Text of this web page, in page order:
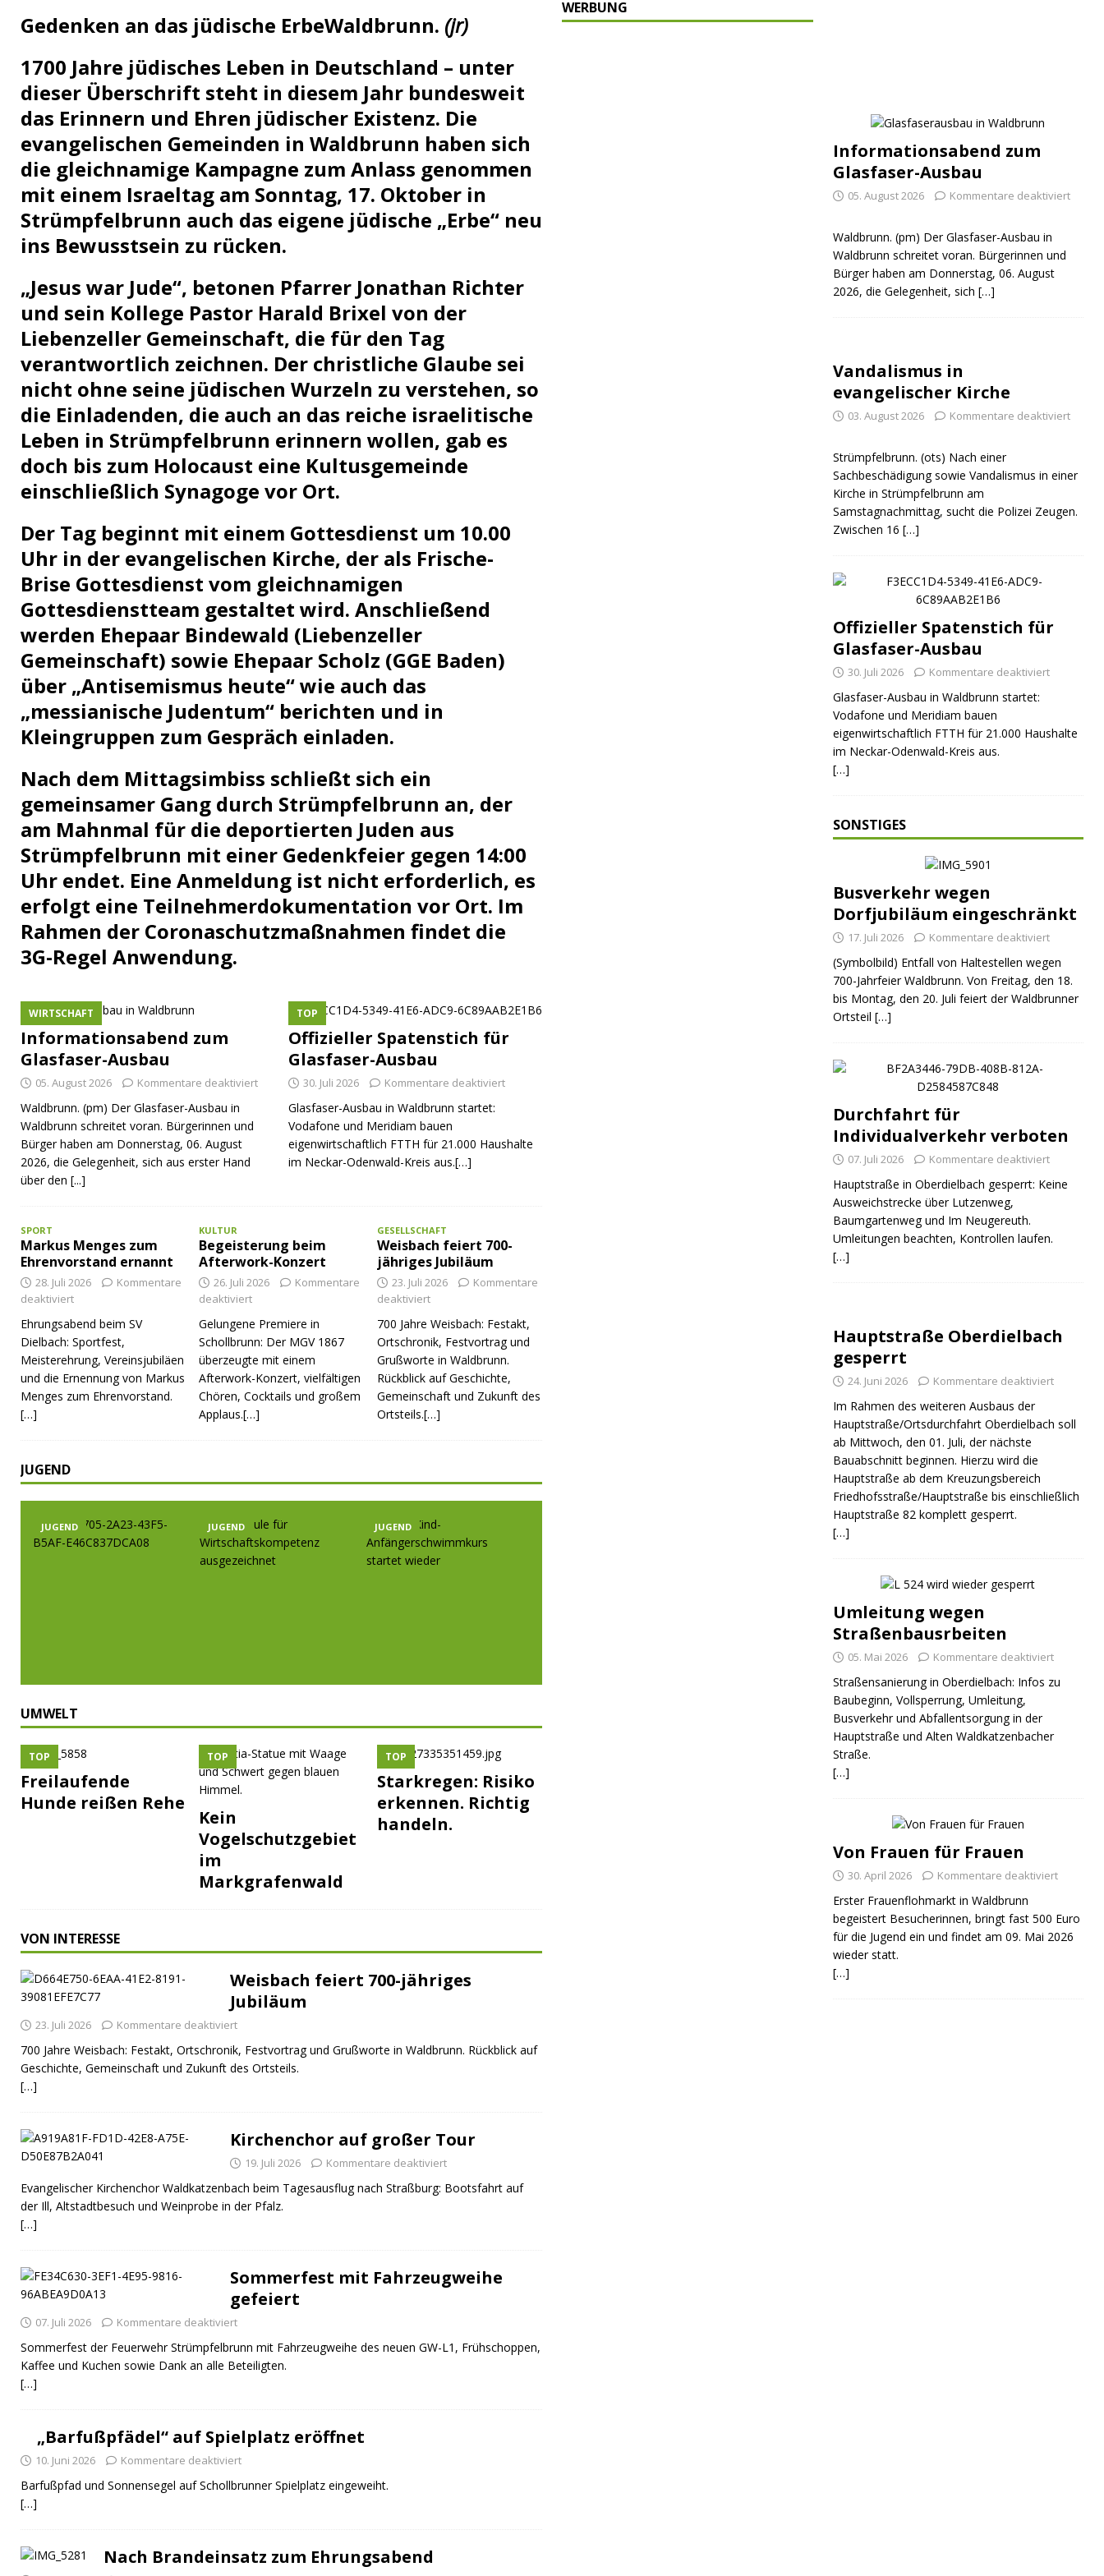
Dorfgeschichte sichtbar gemacht
[ 07. Juli 2026 ] Sommerfest mit Fahrzeugweihe gefeiert
GESELLSCHAFT
[ 07. Juli 2026 ] Durchfahrt für Individualverkehr verboten
SONSTIGES
[ 05. August 2026 ] Informationsabend zum Glasfaser-Ausbau
WIRTSCHAFT
[ 03. August 2026 ] Vandalismus in evangelischer Kirche BLAULICHT
Gedenken an das jüdische ErbeWaldbrunn. (jr)
1700 Jahre jüdisches Leben in Deutschland – unter
dieser Überschrift steht in diesem Jahr bundesweit
das Erinnern und Ehren jüdischer Existenz. Die
evangelischen Gemeinden in Waldbrunn haben sich
die gleichnamige Kampagne zum Anlass genommen
mit einem Israeltag am Sonntag, 17. Oktober in
Strümpfelbrunn auch das eigene jüdische „Erbe“ neu
ins Bewusstsein zu rücken.
„Jesus war Jude“, betonen Pfarrer Jonathan Richter
und sein Kollege Pastor Harald Brixel von der
Liebenzeller Gemeinschaft, die für den Tag
verantwortlich zeichnen. Der christliche Glaube sei
nicht ohne seine jüdischen Wurzeln zu verstehen, so
die Einladenden, die auch an das reiche israelitische
Leben in Strümpfelbrunn erinnern wollen, gab es
doch bis zum Holocaust eine Kultusgemeinde
einschließlich Synagoge vor Ort.
Der Tag beginnt mit einem Gottesdienst um 10.00
Uhr in der evangelischen Kirche, der als Frische-
Brise Gottesdienst vom gleichnamigen
Gottesdienstteam gestaltet wird. Anschließend
werden Ehepaar Bindewald (Liebenzeller
Gemeinschaft) sowie Ehepaar Scholz (GGE Baden)
über „Antisemismus heute“ wie auch das
„messianische Judentum“ berichten und in
Kleingruppen zum Gespräch einladen.
Nach dem Mittagsimbiss schließt sich ein
gemeinsamer Gang durch Strümpfelbrunn an, der
am Mahnmal für die deportierten Juden aus
Strümpfelbrunn mit einer Gedenkfeier gegen 14:00
Uhr endet. Eine Anmeldung ist nicht erforderlich, es
erfolgt eine Teilnehmerdokumentation vor Ort. Im
Rahmen der Coronaschutzmaßnahmen findet die
3G-Regel Anwendung.
Informationsabend zum
Glasfaser-Ausbau
WIRTSCHAFT
05. August 2026 Kommentare deaktiviert
Waldbrunn. (pm) Der Glasfaser-Ausbau in
Waldbrunn schreitet voran. Bürgerinnen und
Bürger haben am Donnerstag, 06. August
2026, die Gelegenheit, sich aus erster Hand
über den [...]
Offizieller Spatenstich für
Glasfaser-Ausbau
TOP
30. Juli 2026 Kommentare deaktiviert
Glasfaser-Ausbau in Waldbrunn startet:
Vodafone und Meridiam bauen
eigenwirtschaftlich FTTH für 21.000 Haushalte
im Neckar-Odenwald-Kreis aus.[…]
SPORT
Markus Menges zum
Ehrenvorstand ernannt
28. Juli 2026
Kommentare
deaktiviert
Ehrungsabend beim SV
Dielbach: Sportfest,
Meisterehrung, Vereinsjubiläen
und die Ernennung von Markus
Menges zum Ehrenvorstand.
[…]
KULTUR
Begeisterung beim
Afterwork-Konzert
26. Juli 2026
Kommentare
deaktiviert
Gelungene Premiere in
Schollbrunn: Der MGV 1867
überzeugte mit einem
Afterwork-Konzert, vielfältigen
Chören, Cocktails und großem
Applaus.[…]
GESELLSCHAFT
Weisbach feiert 700-
jähriges Jubiläum
23. Juli 2026
Kommentare
deaktiviert
700 Jahre Weisbach: Festakt,
Ortschronik, Festvortrag und
Grußworte in Waldbrunn.
Rückblick auf Geschichte,
Gemeinschaft und Zukunft des
Ortsteils.[…]
JUGEND
JUGEND JUGEND JUGEND
UMWELT
TOP
Freilaufende
Hunde reißen Rehe
TOP
Kein
Vogelschutzgebiet
im
Markgrafenwald
TOP
Starkregen: Risiko
erkennen. Richtig
handeln.
VON INTERESSE
Weisbach feiert 700-jähriges
Jubiläum
23. Juli 2026 Kommentare deaktiviert
700 Jahre Weisbach: Festakt, Ortschronik, Festvortrag und Grußworte in Waldbrunn. Rückblick auf
Geschichte, Gemeinschaft und Zukunft des Ortsteils.
[…]
Kirchenchor auf großer Tour
19. Juli 2026 Kommentare deaktiviert
Evangelischer Kirchenchor Waldkatzenbach beim Tagesausflug nach Straßburg: Bootsfahrt auf
der Ill, Altstadtbesuch und Weinprobe in der Pfalz.
[…]
Sommerfest mit Fahrzeugweihe
gefeiert
07. Juli 2026 Kommentare deaktiviert
Sommerfest der Feuerwehr Strümpfelbrunn mit Fahrzeugweihe des neuen GW-L1, Frühschoppen,
Kaffee und Kuchen sowie Dank an alle Beteiligten.
[…]
„Barfußpfädel“ auf Spielplatz eröffnet
10. Juni 2026 Kommentare deaktiviert
Barfußpfad und Sonnensegel auf Schollbrunner Spielplatz eingeweiht.
[…]
Nach Brandeinsatz zum Ehrungsabend
WERBUNG
Informationsabend zum
Glasfaser-Ausbau
05. August 2026 Kommentare deaktiviert
Waldbrunn. (pm) Der Glasfaser-Ausbau in
Waldbrunn schreitet voran. Bürgerinnen und
Bürger haben am Donnerstag, 06. August
2026, die Gelegenheit, sich […]
Vandalismus in
evangelischer Kirche
03. August 2026 Kommentare deaktiviert
Strümpfelbrunn. (ots) Nach einer
Sachbeschädigung sowie Vandalismus in einer
Kirche in Strümpfelbrunn am
Samstagnachmittag, sucht die Polizei Zeugen.
Zwischen 16 […]
Offizieller Spatenstich für
Glasfaser-Ausbau
30. Juli 2026 Kommentare deaktiviert
Glasfaser-Ausbau in Waldbrunn startet:
Vodafone und Meridiam bauen
eigenwirtschaftlich FTTH für 21.000 Haushalte
im Neckar-Odenwald-Kreis aus.
[…]
SONSTIGES
Busverkehr wegen
Dorfjubiläum eingeschränkt
17. Juli 2026 Kommentare deaktiviert
(Symbolbild) Entfall von Haltestellen wegen
700-Jahrfeier Waldbrunn. Von Freitag, den 18.
bis Montag, den 20. Juli feiert der Waldbrunner
Ortsteil […]
Durchfahrt für
Individualverkehr verboten
07. Juli 2026 Kommentare deaktiviert
Hauptstraße in Oberdielbach gesperrt: Keine
Ausweichstrecke über Lutzenweg,
Baumgartenweg und Im Neugereuth.
Umleitungen beachten, Kontrollen laufen.
[…]
Hauptstraße Oberdielbach
gesperrt
24. Juni 2026 Kommentare deaktiviert
Im Rahmen des weiteren Ausbaus der
Hauptstraße/Ortsdurchfahrt Oberdielbach soll
ab Mittwoch, den 01. Juli, der nächste
Bauabschnitt beginnen. Hierzu wird die
Hauptstraße ab dem Kreuzungsbereich
Friedhofsstraße/Hauptstraße bis einschließlich
Hauptstraße 82 komplett gesperrt.
[…]
Umleitung wegen
Straßenbausrbeiten
05. Mai 2026 Kommentare deaktiviert
Straßensanierung in Oberdielbach: Infos zu
Baubeginn, Vollsperrung, Umleitung,
Busverkehr und Abfallentsorgung in der
Hauptstraße und Alten Waldkatzenbacher
Straße.
[…]
Von Frauen für Frauen
30. April 2026 Kommentare deaktiviert
Erster Frauenflohmarkt in Waldbrunn
begeistert Besucherinnen, bringt fast 500 Euro
für die Jugend ein und findet am 09. Mai 2026
wieder statt.
[…]